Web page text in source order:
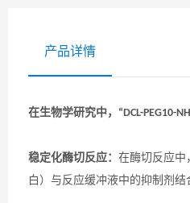
产品详情
在生物学研究中， “DCL-PEG10-
稳定化酶切反应： 在酶切反应中
白）与反应缓冲液中的抑制剂结